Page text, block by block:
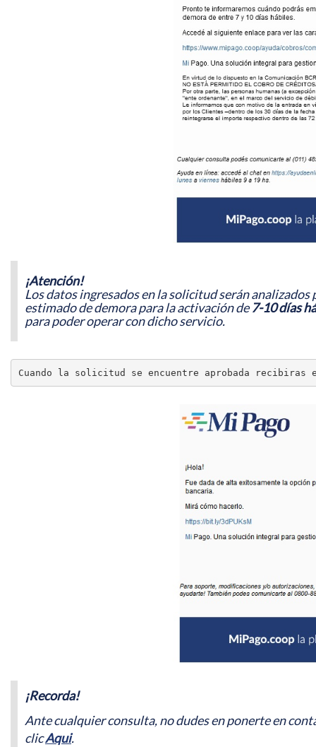
¡Atención!
Los datos ingresados en la solicitud serán
estimadode demora para la activación de7-10 días
para poder operar con dicho servicio.
Cuando la solicitud se encuentre aprobada recibiras
¡Recorda!
Ante cualquier consulta, no dudes en ponerte en
clicAqui.